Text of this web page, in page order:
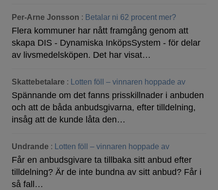
Per-Arne Jonsson : Betalar ni 62 procent mer?
Flera kommuner har nått framgång genom att
skapa DIS - Dynamiska InköpsSystem - för delar
av livsmedelsköpen. Det har visat…
Skattebetalare : Lotten föll – vinnaren hoppade av
Spännande om det fanns prisskillnader i anbuden
och att de båda anbudsgivarna, efter tilldelning,
insåg att de kunde låta den…
Undrande : Lotten föll – vinnaren hoppade av
Får en anbudsgivare ta tillbaka sitt anbud efter
tilldelning? Är de inte bundna av sitt anbud? Får i
så fall…